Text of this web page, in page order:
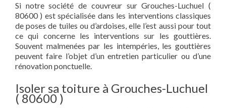
Si notre société de couvreur sur Grouches-Luchuel (
80600 ) est spécialisée dans les interventions classiques
de poses de tuiles ou d’ardoises, elle l’est aussi pour tout
ce qui concerne les interventions sur les gouttières.
Souvent malmenées par les intempéries, les gouttières
peuvent faire l’objet d’un entretien particulier ou d’une
rénovation ponctuelle.
Isoler sa toiture à Grouches-Luchuel
( 80600 )